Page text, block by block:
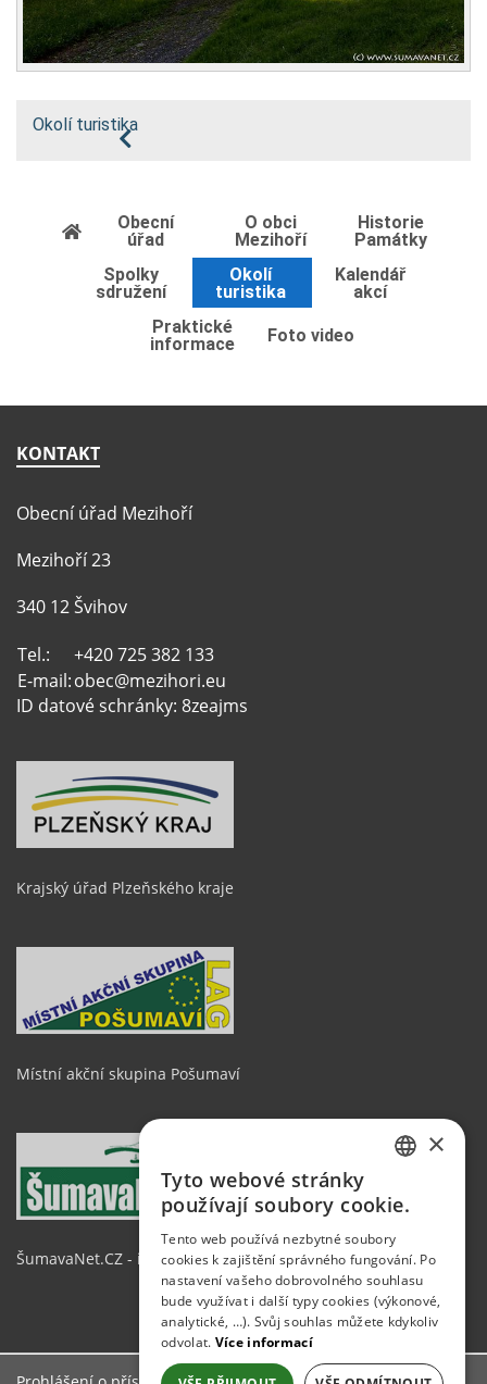
Okolí turistika
Obecní
úřad
O obci
Mezihoří
Historie
Památky
Spolky
sdružení
Okolí
turistika
Kalendář
akcí
Praktické
informace
Foto video
KONTAKT
Obecní úřad Mezihoří
Mezihoří 23
340 12 Švihov
Tel.:
+420 725 382 133
E-mail:obec@mezihori.eu
ID datové schránky: 8zeajms
Krajský úřad Plzeňského kraje
Místní akční skupina Pošumaví
ŠumavaNet.CZ - informace o regionu ENGLISH
×
Tyto webové stránky
používají soubory cookie.
Tento web používá nezbytné soubory
cookies k zajištění správného fungování. Po
nastavení vašeho dobrovolného souhlasu
bude využívat i další typy cookies (výkonové,
analytické, …). Svůj souhlas můžete kdykoliv
odvolat. Více informací